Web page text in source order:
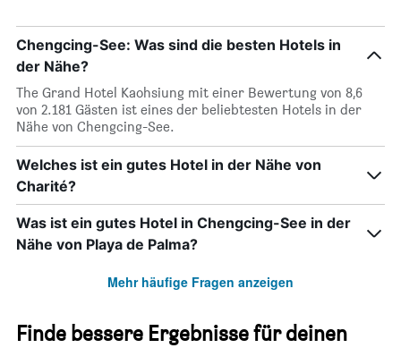
Chengcing-See: Was sind die besten Hotels in
der Nähe?
The Grand Hotel Kaohsiung mit einer Bewertung von 8,6
von 2.181 Gästen ist eines der beliebtesten Hotels in der
Nähe von Chengcing-See.
Welches ist ein gutes Hotel in der Nähe von
Charité?
Was ist ein gutes Hotel in Chengcing-See in der
Nähe von Playa de Palma?
Mehr häufige Fragen anzeigen
Finde bessere Ergebnisse für deinen